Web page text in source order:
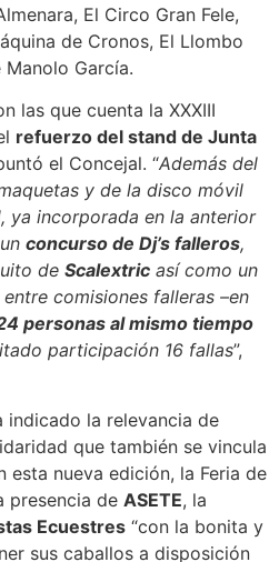
El Circo Gran Fele,
de Cronos, El Llombo
Manolo García.
las que cuenta la XXXIII
refuerzo del stand de Junta
el Concejal. “Además del
y de la disco móvil
ya incorporada en la anterior
concurso de Dj’s falleros,
de Scalextric así como un
entre comisiones falleras –en
personas al mismo tiempo
participación 16 fallas”,
indicado la relevancia de
que también se vincula
esta nueva edición, la Feria de
presencia de ASETE, la
Ecuestres “con la bonita y
sus caballos a disposición